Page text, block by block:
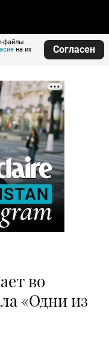
файлы.
на их
Согласен
во
«Одни из